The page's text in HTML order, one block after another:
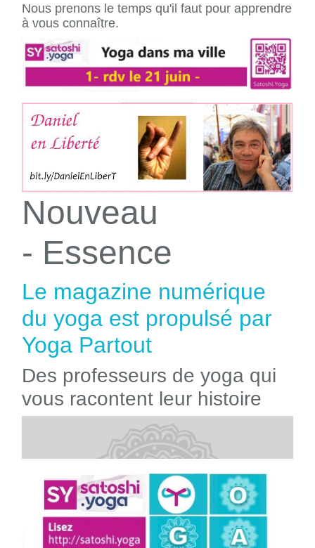
Nous prenons le temps qu'il faut pour apprendre
à vous connaître.
Nouveau
- Essence
Le magazine numérique
du yoga est propulsé par
Yoga Partout
Des professeurs de yoga qui
vous racontent leur histoire